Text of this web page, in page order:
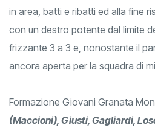
in area, batti e ribatti ed alla fine
con un destro potente dal limite
frizzante 3 a 3 e, nonostante il
ancora aperta per la squadra di
Formazione Giovani Granata
(Maccioni), Giusti, Gagliardi,